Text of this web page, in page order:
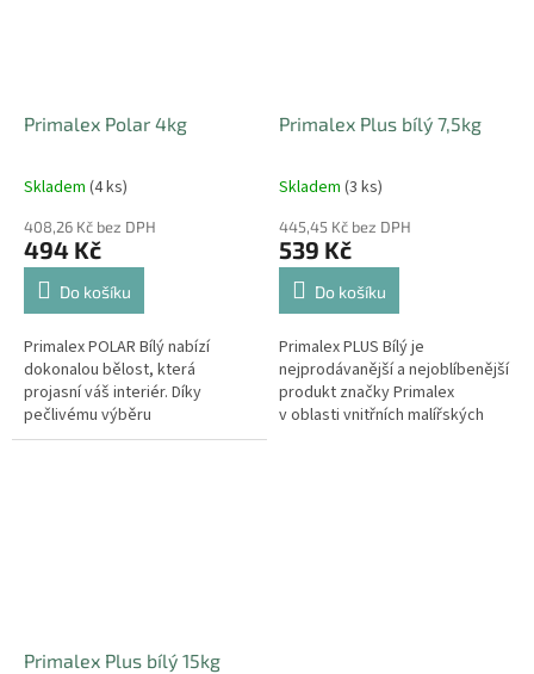
Primalex Polar 4kg
Skladem (4 ks)
408,26 Kč bez DPH
494 Kč
Do košíku
Primalex POLAR Bílý nabízí
dokonalou bělost, která
projasní váš interiér. Díky
pečlivému výběru
nejkvalitnějších kalcinovaných
Primalex Plus bílý 7,5kg
Skladem (3 ks)
445,45 Kč bez DPH
539 Kč
Do košíku
Primalex PLUS Bílý je
nejprodávanější a nejoblíbenější
produkt značky Primalex
v oblasti vnitřních malířských
Primalex Plus bílý 15kg